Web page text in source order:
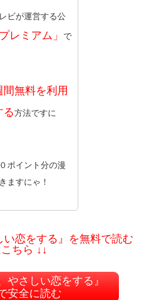
ビが運営する公
レミアム」
で
間無料を利用
る方法ですに
ポイント分の漫
ますにゃ！
い恋をする』を無料で読む
ちら ↓↓
やさしい恋をする』
安全に読む